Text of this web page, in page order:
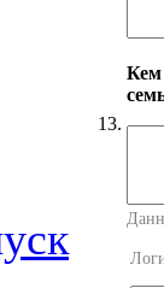
13.
Кем